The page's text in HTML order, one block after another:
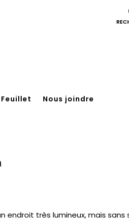
Feuillet Nous joindre
endroit très lumineux, mais sans